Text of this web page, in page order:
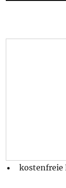
kostenfreie